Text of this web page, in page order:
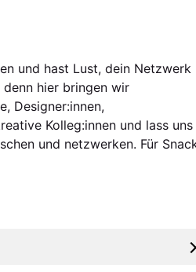
und hast Lust, dein Netzwerk
hier bringen wir
Designer:innen,
Kolleg:innen und lass uns
und netzwerken. Für